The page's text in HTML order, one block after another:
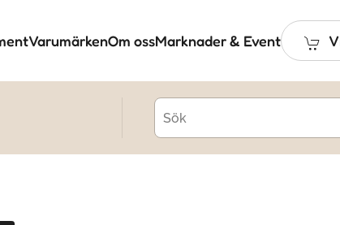
VarumärkenOm ossMarknader & Event